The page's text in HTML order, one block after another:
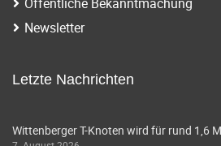
Öffentliche Bekanntmachung
Newsletter
Letzte Nachrichten
Wittenberger T-Knoten wird für rund 1,6